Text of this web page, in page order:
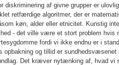
diskriminering af givne grupper er
retfærdige algoritmer, der er
køn, alder eller etnicitet. Kunstig
- det ville være et stort problem
fordi vi ikke endnu er i
opbakning og tillid er
Det kræver nytænking af, hvad vi